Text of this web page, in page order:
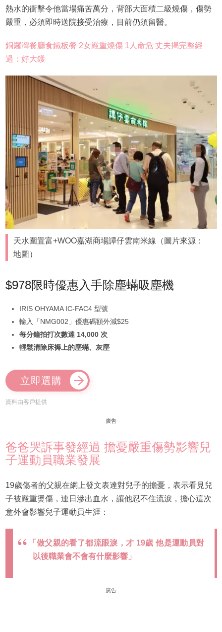
熱水的衝擊令他當場痛苦萬分，背部大面積二級燒傷，傷勢
嚴重，必須即時送院接受治療，目前仍須留醫。
銅鑼灣餐廳食鐵板餐 2女嚴重燒傷 1人命危 丈夫揭完整經
過：好大鑊
天水圍置富+WOO嘉湖商場譚仔雲南米線（圖片來源：
地圖）
$978限時優惠入手除塵蟎吸塵機
IRIS OHYAMA IC-FAC4 型號
輸入「NMG002」優惠碼額外減$25
每分鐘拍打次數達 14,000 次
輕鬆清除床褥上的塵蟎、灰塵
立即選購
資料由客戶提供
廣告
爸爸哭訴事發經過 擔憂嚴重傷勢影響兒
子運動員職業發展
19歲傷者的父親在網上發文表達對兒子的擔憂，表示看見兒
子被嚴重燙傷，連日滲出血水，讓他忍不住流淚，擔心這次
意外會影響兒子運動員生涯：
「做父親的看了都流眼淚，才 19歲 他是運動員對
以後職業會不會有什麼影響」
廣告